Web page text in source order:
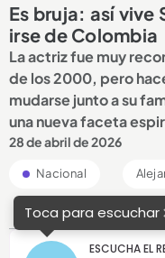
Es bruja: así vive
irse de Colombia
La actriz fue muy
de los 2000, pero
mudarse junto a su
una nueva faceta
28 de abril de 2026
Nacional
Toca para escuchar
ESCUCHA EL